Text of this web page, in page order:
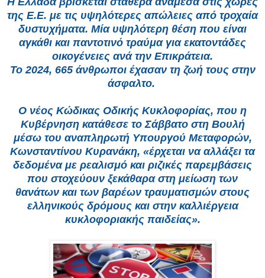
της Ε.Ε. με τις υψηλότερες απώλειες από τροχαία
δυστυχήματα. Μία υψηλότερη θέση που είναι
αγκάθι και παντοτινό τραύμα για εκατοντάδες
οικογένειες ανά την Επικράτεια.
Το 2024, 665 άνθρωποι έχασαν τη ζωή τους στην
άσφαλτο.
Ο νέος Κώδικας Οδικής Κυκλοφορίας, που η
Κυβέρνηση κατάθεσε το Σάββατο στη Βουλή
μέσω του αναπληρωτή Υπουργού Μεταφορών,
Κωνσταντίνου Κυρανάκη, «έρχεται να αλλάξει τα
δεδομένα με ρεαλισμό και ριζικές παρεμβάσεις
που στοχεύουν ξεκάθαρα στη μείωση των
θανάτων και των βαρέων τραυματισμών στους
ελληνικούς δρόμους και στην καλλιέργεια
κυκλοφοριακής παιδείας».